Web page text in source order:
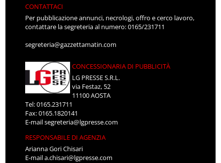
CONTATTACI
Per pubblicazione annunci, necrologi, offro e cerco lavoro,
contattare la segreteria al numero: 0165/231711
segreteria@gazzettamatin.com
CONCESSIONARIA DI PUBBLICITÀ
LG PRESSE S.R.L.
via Festaz, 52
11100 AOSTA
Tel: 0165.231711
Fax: 0165.1820141
E-mailsegreteria@lgpresse.com
RESPONSABILE DI AGENZIA
Arianna Gori Chisari
E-maila.chisari@lgpresse.com